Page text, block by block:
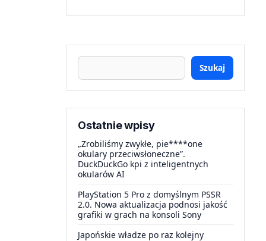
Szukaj
Ostatnie wpisy
„Zrobiliśmy zwykłe, pie****one
okulary przeciwsłoneczne”.
DuckDuckGo kpi z inteligentnych
okularów AI
PlayStation 5 Pro z domyślnym PSSR
2.0. Nowa aktualizacja podnosi jakość
grafiki w grach na konsoli Sony
Japońskie władze po raz kolejny